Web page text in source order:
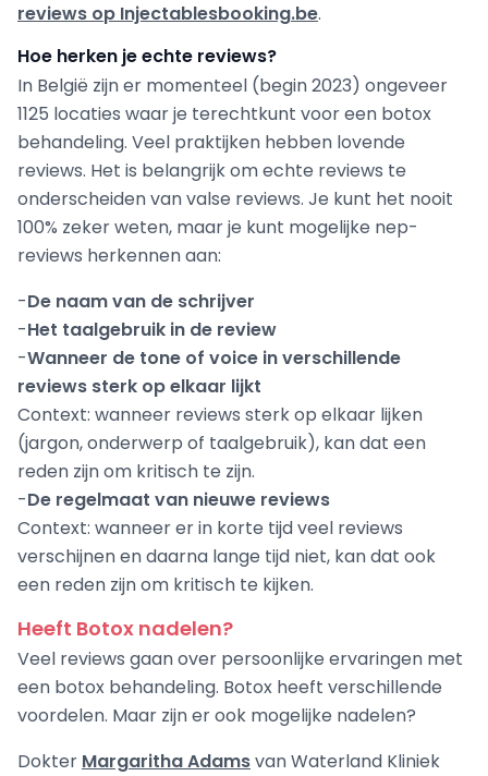
reviews op Injectablesbooking.be.
Hoe herken je echte reviews?
In België zijn er momenteel (begin 2023) ongeveer
1125 locaties waar je terechtkunt voor een botox
behandeling. Veel praktijken hebben lovende
reviews. Het is belangrijk om echte reviews te
onderscheiden van valse reviews. Je kunt het nooit
100% zeker weten, maar je kunt mogelijke nep-
reviews herkennen aan:
-De naam van de schrijver
-Het taalgebruik in de review
-Wanneer de tone of voice in verschillende
reviews sterk op elkaar lijkt
Context: wanneer reviews sterk op elkaar lijken
(jargon, onderwerp of taalgebruik), kan dat een
reden zijn om kritisch te zijn.
-De regelmaat van nieuwe reviews
Context: wanneer er in korte tijd veel reviews
verschijnen en daarna lange tijd niet, kan dat ook
een reden zijn om kritisch te kijken.
Heeft Botox nadelen?
Veel reviews gaan over persoonlijke ervaringen met
een botox behandeling. Botox heeft verschillende
voordelen. Maar zijn er ook mogelijke nadelen?
Dokter Margaritha Adamsvan Waterland Kliniek